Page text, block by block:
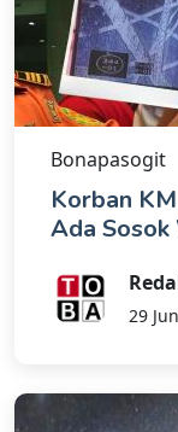
Bonapasogit
Korban
Ada Sosok
29